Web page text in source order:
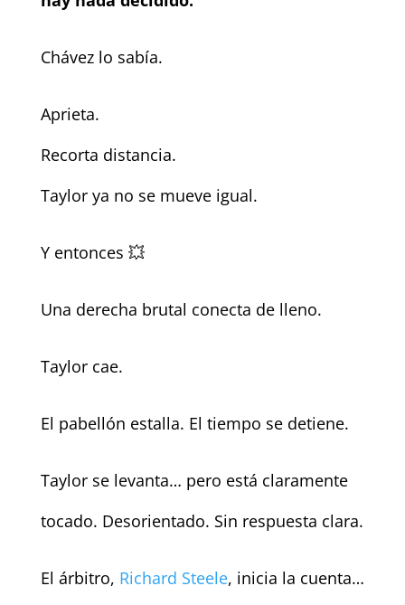
Chávez lo sabía.
Aprieta.
Recorta distancia.
Taylor ya no se mueve igual.
Y entonces 💥
Una derecha brutal conecta de lleno.
Taylor cae.
El pabellón estalla. El tiempo se detiene.
Taylor se levanta… pero está claramente
tocado. Desorientado. Sin respuesta clara.
El árbitro, Richard Steele, inicia la cuenta…